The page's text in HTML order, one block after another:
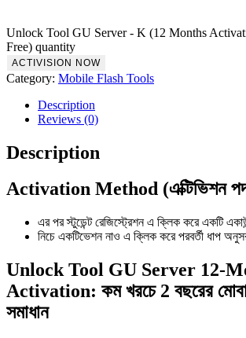
Unlock Tool GU Server - K (12 Months
Free) quantity
ACTIVISION NOW
Category: Mobile Flash Tools
Description
Reviews (0)
Description
Activation Method (এক্টিভিশন
এর পর স্টুডেন্ট রেজিস্ট্রেশন এ ক্লিক করে একটি
নিচে একটিভেশন নাও এ ক্লিক করে পরবর্তী ধাপ
Unlock Tool GU Server 12-
Activation: কম খরচে 2 বছরের
সমাধান